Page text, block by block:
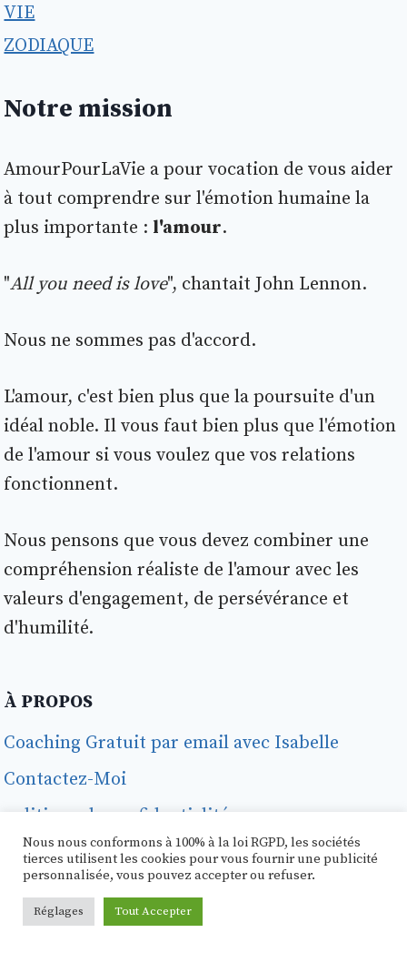
VIE
ZODIAQUE
Notre mission
AmourPourLaVie a pour vocation de vous aider
à tout comprendre sur l'émotion humaine la
plus importante : l'amour.
"All you need is love", chantait John Lennon.
Nous ne sommes pas d'accord.
L'amour, c'est bien plus que la poursuite d'un
idéal noble. Il vous faut bien plus que l'émotion
de l'amour si vous voulez que vos relations
fonctionnent.
Nous pensons que vous devez combiner une
compréhension réaliste de l'amour avec les
valeurs d'engagement, de persévérance et
d'humilité.
À PROPOS
Coaching Gratuit par email avec Isabelle
Contactez-Moi
politique de confidentialité
Soyez notre contributeur et publiez votre
message
Nous nous conformons à 100% à la loi RGPD, les sociétés
tierces utilisent les cookies pour vous fournir une publicité
personnalisée, vous pouvez accepter ou refuser.
Réglages Tout Accepter